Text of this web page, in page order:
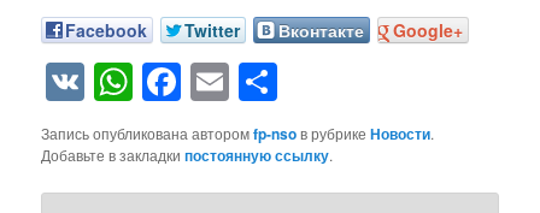
Facebook Twitter Вконтакте Google+
VKWhatsApp
Facebook
Email
Запись опубликована авторомfp-nsoв рубрикеНовости.
Добавьте в закладкипостоянную ссылку.